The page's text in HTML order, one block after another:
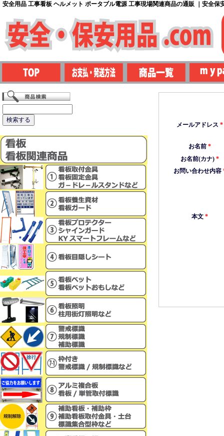
安全用品 工事看板 ヘルメット ポータブル電源 工事現場関連商品の通販 ｜安全保
メールアドレス *
お名前*
お名前(カナ)*
お問い合わせ内容
本文*